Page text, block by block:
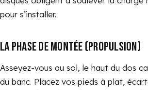
pour s’installer.
LA PHASE DE MONTÉE (PROPULSION)
Asseyez-vous au sol, le haut du dos
du banc. Placez vos pieds à plat,